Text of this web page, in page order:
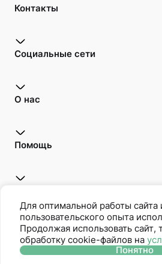
Контакты
Социальные сети
О нас
Помощь
Oriflame является членом
Для оптимальной работы сайта
пользовательского опыта
Продолжая использовать сайт,
обработку cookie-файлов на
Понятно